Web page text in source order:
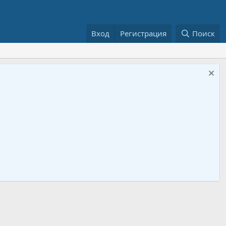
Вход Регистрация Поиск